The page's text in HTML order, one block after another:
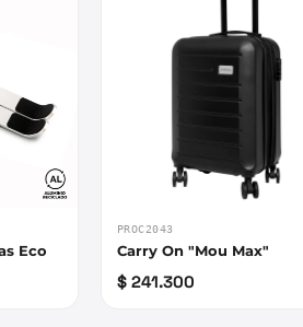
Eco
PROC2043
Carry On "Mou Max"
$ 241.300